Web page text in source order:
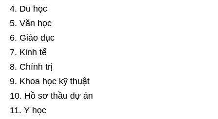
Du học
Văn học
Giáo dục
Kinh tế
Chính trị
Khoa học kỹ thuật
Hồ sơ thầu dự án
Y học